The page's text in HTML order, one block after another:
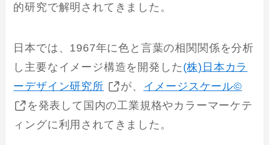
的研究で解明されてきました。
日本では、1967年に色と言葉の相関関係を分析
し主要なイメージ構造を開発した (株)日本カラ
ーデザイン研究所
が、
イメージスケール©
を発表して国内の工業規格やカラーマーケテ
ィングに利用されてきました。